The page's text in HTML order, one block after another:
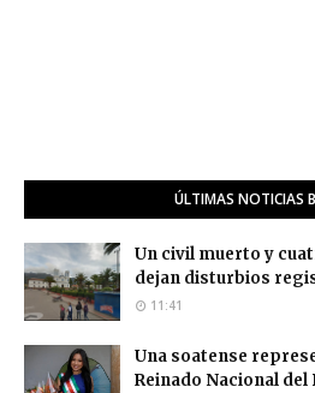
ÚLTIMAS NOTICIAS
Un civil muerto y
dejan disturbios
11:41
Una soatense
Reinado Nacional del